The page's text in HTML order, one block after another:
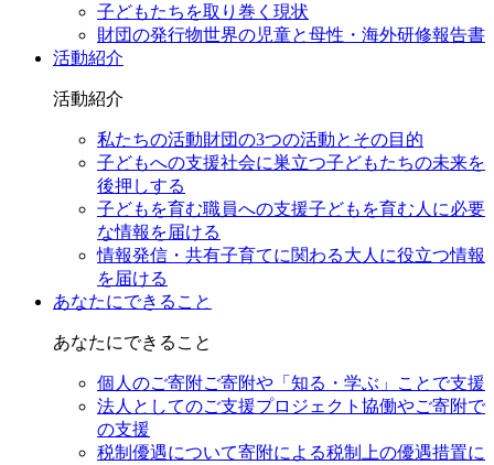
子どもたちを取り巻く現状
財団の発行物世界の児童と母性・海外研修報告書
活動紹介
活動紹介
私たちの活動財団の3つの活動とその目的
子どもへの支援社会に巣立つ子どもたちの未来を
後押しする
子どもを育む職員への支援子どもを育む人に必要
な情報を届ける
情報発信・共有子育てに関わる大人に役立つ情報
を届ける
あなたにできること
あなたにできること
個人のご寄附ご寄附や「知る・学ぶ」ことで支援
法人としてのご支援プロジェクト協働やご寄附で
の支援
税制優遇について寄附による税制上の優遇措置に